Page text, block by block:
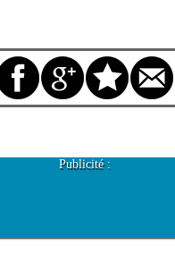
Publicité :